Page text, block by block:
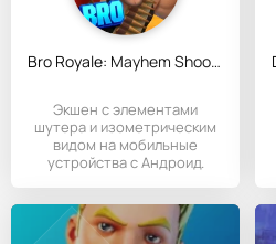
Bro Royale: Mayhem Shooter
Экшен с элементами
шутера и изометрическим
видом на мобильные
устройства с Андроид.